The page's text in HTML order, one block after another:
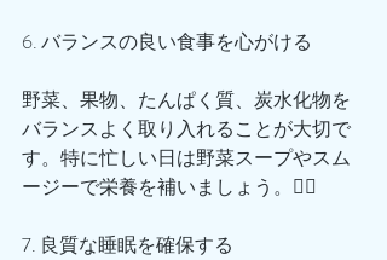
6. バランスの良い食事を心がける
野菜、果物、たんぱく質、炭水化物を
バランスよく取り入れることが大切で
す。特に忙しい日は野菜スープやスム
ージーで栄養を補いましょう。🙋‍♂️
7. 良質な睡眠を確保する